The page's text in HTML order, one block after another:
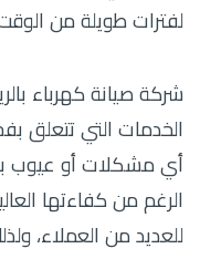
لفترات طويلة من
شركة صيانة كهرباء
الخدمات التي تتعلق
أي مشكلات أو عيوب
الرغم من كفاءتها
للعديد من العملاء،